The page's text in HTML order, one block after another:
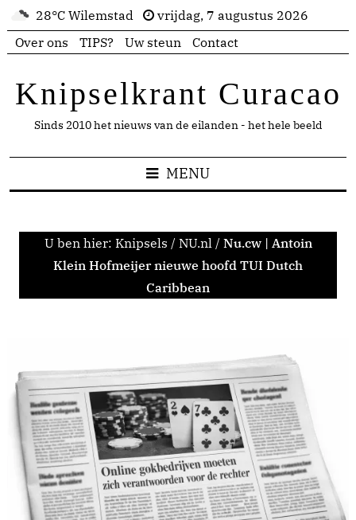
28°C Wilemstad
vrijdag, 7 augustus 2026
Over ons
TIPS? Uw steun Contact
Knipselkrant Curacao
Sinds 2010 het nieuws van de eilanden - het hele beeld
MENU
U ben hier: Knipsels / NU.nl / Nu.cw | Antoin
Klein Hofmeijer nieuwe hoofd TUI Dutch
Caribbean